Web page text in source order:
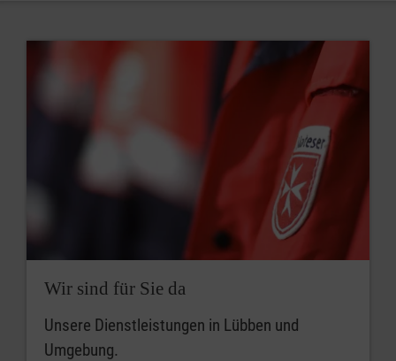
Wir sind für Sie da
Unsere Dienstleistungen in Lübben und
Umgebung.